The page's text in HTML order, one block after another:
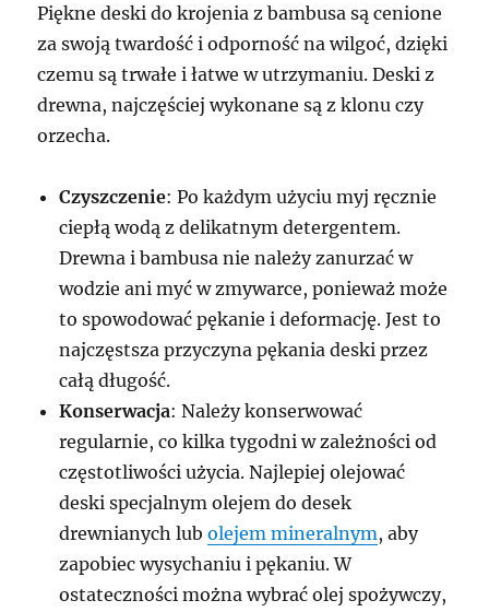
Piękne deski do krojenia z bambusa są cenione
za swoją twardość i odporność na wilgoć, dzięki
czemu są trwałe i łatwe w utrzymaniu. Deski z
drewna, najczęściej wykonane są z klonu czy
orzecha.
Czyszczenie: Po każdym użyciu myj ręcznie
ciepłą wodą z delikatnym detergentem.
Drewna i bambusa nie należy zanurzać w
wodzie ani myć w zmywarce, ponieważ może
to spowodować pękanie i deformację. Jest to
najczęstsza przyczyna pękania deski przez
całą długość.
Konserwacja: Należy konserwować
regularnie, co kilka tygodni w zależności od
częstotliwości użycia. Najlepiej olejować
deski specjalnym olejem do desek
drewnianych lubolejem mineralnym, aby
zapobiec wysychaniu i pękaniu. W
ostateczności można wybrać olej spożywczy,